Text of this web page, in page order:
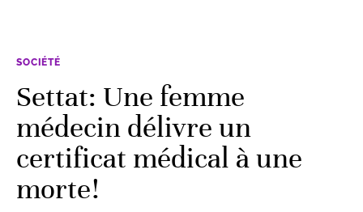
SOCIÉTÉ
Settat: Une femme
médecin délivre un
certificat médical à une
morte!